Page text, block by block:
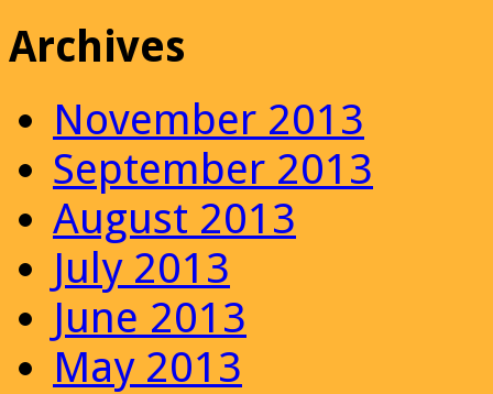
Archives
November 2013
September 2013
August 2013
July 2013
June 2013
May 2013